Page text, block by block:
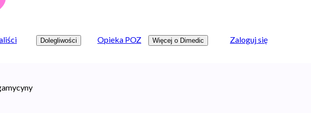
Dolegliwości Opieka POZ Więcej o Dimedic Zaloguj się